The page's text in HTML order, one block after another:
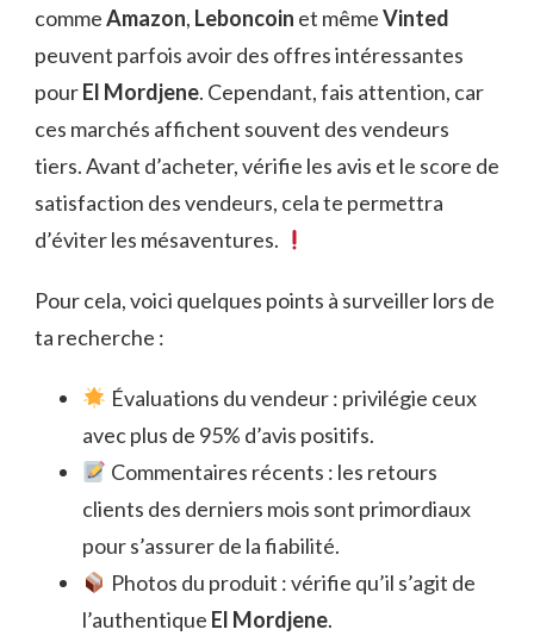
commeAmazon, Leboncoin et mêmeVinted
peuvent parfois avoir des offres intéressantes
pourEl Mordjene. Cependant, fais attention, car
ces marchés affichent souvent des vendeurs
tiers. Avant d’acheter, vérifie les avis et le score de
satisfaction des vendeurs, cela te permettra
d’éviter les mésaventures.
Pour cela, voici quelques points à surveiller lors de
ta recherche :
Évaluations du vendeur : privilégie ceux
avec plus de 95% d’avis positifs.
Commentaires récents : les retours
clients des derniers mois sont primordiaux
pour s’assurer de la fiabilité.
Photos du produit : vérifie qu’il s’agit de
l’authentique El Mordjene.